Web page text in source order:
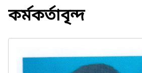
কর্মকর্তাবৃন্দ